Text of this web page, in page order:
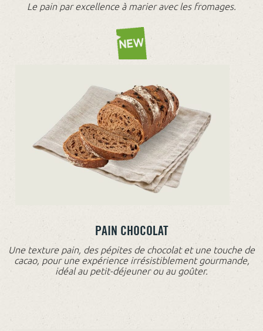
Le pain par excellence à marier avec les fromages.
PAIN CHOCOLAT
Une texture pain, des pépites de chocolat et une touche de
cacao, pour une expérience irrésistiblement gourmande,
idéal au petit-déjeuner ou au goûter.